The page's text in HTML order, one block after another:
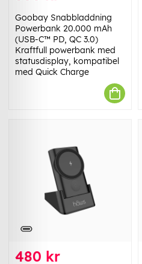
Goobay Snabbladdning
Powerbank 20.000 mAh
(USB-C™ PD, QC 3.0)
Kraftfull powerbank med
statusdisplay, kompatibel
med Quick Charge
480 kr